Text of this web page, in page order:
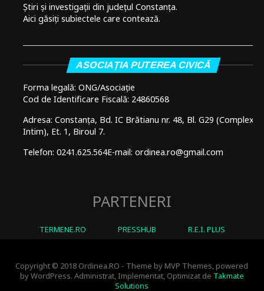
Știri și investigații din județul Constanța.
Aici găsiți subiectele care contează.
ASOCIAȚIA PUTEREA CIVICĂ
Forma legală: ONG/Asociație
Cod de Identificare Fiscală: 24860568
Adresa: Constanța, Bd. IC Brătianu nr. 48, Bl. G29 (Complex
Intim), Et. 1, Biroul 7.
Telefon: 0241.625.564E-mail: ordinea.ro@gmail.com
PARTENERI
TERMENE.RO PRESSHUB R.E.I. PLUS
Copyright © 2018 Ordinea.RO - Theme by MVP Themes, powered
by WordPress. Administrat, Implementat, Optimizat de Takmate
Solutions